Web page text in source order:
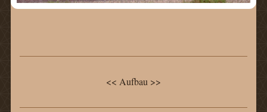
<< Aufbau >>